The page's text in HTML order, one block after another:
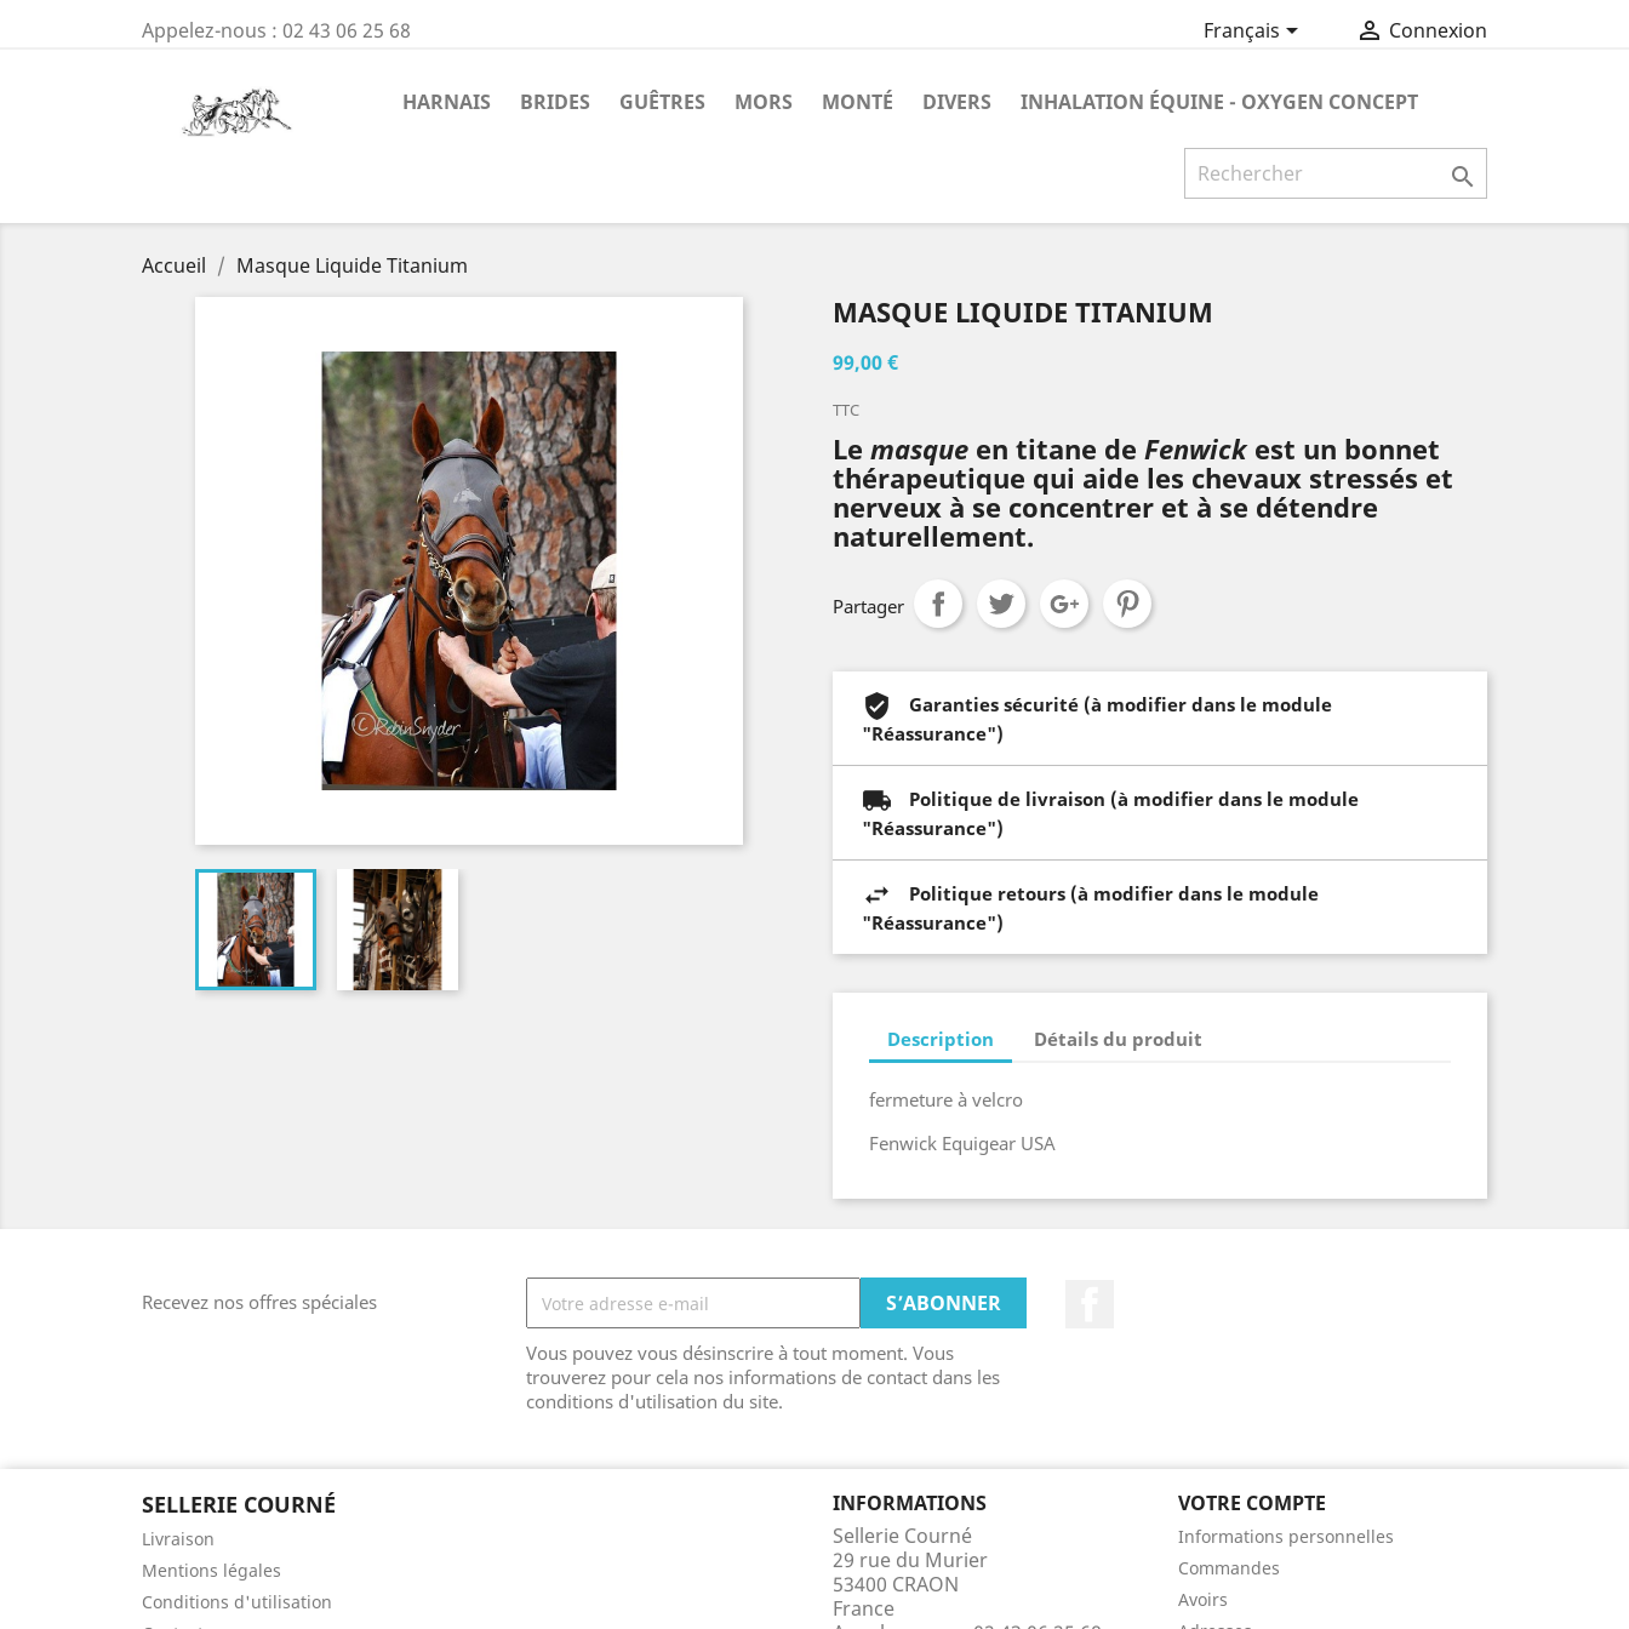
Appelez-nous : 02 43 06 25 68 Français  Connexion
HARNAIS BRIDES GUÊTRES MORS MONTÉ DIVERS INHALATION ÉQUINE - OXYGEN CONCEPT

Accueil Masque Liquide Titanium
MASQUE LIQUIDE TITANIUM
99,00 €
TTC
Le masque en titane de Fenwickest un bonnet
thérapeutique qui aide les chevaux stressés et
nerveux à se concentrer et à se détendre
naturellement.
Partager
Garanties sécurité (à modifier dans le module
"Réassurance")
Politique de livraison (à modifier dans le module
"Réassurance")
Politique retours (à modifier dans le module
"Réassurance")
Description Détails du produit
fermeture à velcro
Fenwick Equigear USA
Recevez nos offres spéciales
Vous pouvez vous désinscrire à tout moment. Vous
trouverez pour cela nos informations de contact dans les
conditions d'utilisation du site.
SELLERIE COURNÉ
Livraison
Mentions légales
Conditions d'utilisation
INFORMATIONS
Sellerie Courné
29 rue du Murier
53400 CRAON
France
VOTRE COMPTE
Informations personnelles
Commandes
Avoirs